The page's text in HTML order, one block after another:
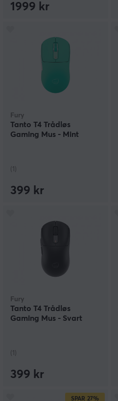
1999 kr
Fury
Tanto T4 Trådløs
Gaming Mus - Mint
(1)
399 kr
Fury
Tanto T4 Trådløs
Gaming Mus - Svart
(1)
399 kr
SPAR 27%